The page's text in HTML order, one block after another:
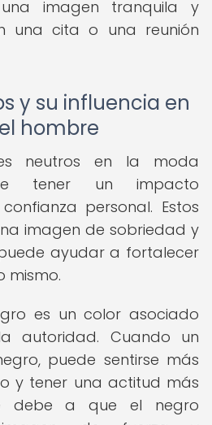
imagen tranquila y
una cita o una reunión
y su influencia en
hombre
neutros en la moda
tener un impacto
personal. Estos
imagen de sobriedad y
ayudar a fortalecer
mismo.
es un color asociado
autoridad. Cuando un
puede sentirse más
y tener una actitud más
debe a que el negro